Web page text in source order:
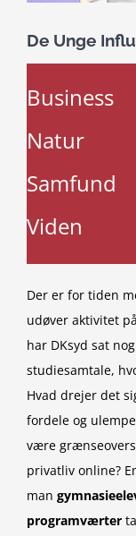
De Unge
Business
Natur
Samfund
Viden
Der er for tiden
udøver aktivitet
har DKsyd sat
studiesamtale,
Hvad drejer det
fordele og
være
privatliv online?
man
programværter